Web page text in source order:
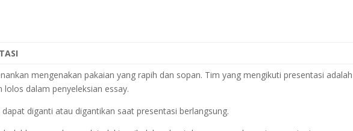
mengenakan pakaian yang rapih dan sopan. Tim yang mengikuti presentasi adalah
lolos dalam penyeleksian essay.
diganti atau digantikan saat presentasi berlangsung.